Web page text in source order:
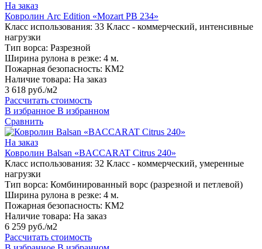
На заказ
Ковролин Arc Edition «Mozart PB 234»
Класс использования: 33 Класс - коммерческий, интенсивные
нагрузки
Тип ворса: Разрезной
Ширина рулона в резке: 4 м.
Пожарная безопасность: КМ2
Наличие товара: На заказ
3 618 руб./м2
Рассчитать стоимость
В избранное В избранном
Сравнить
На заказ
Ковролин Balsan «BACCARAT Citrus 240»
Класс использования: 32 Класс - коммерческий, умеренные
нагрузки
Тип ворса: Комбинированный ворс (разрезной и петлевой)
Ширина рулона в резке: 4 м.
Пожарная безопасность: КМ2
Наличие товара: На заказ
6 259 руб./м2
Рассчитать стоимость